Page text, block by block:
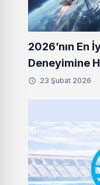
2026’nın En
Deneyimine
23 Şubat 2026